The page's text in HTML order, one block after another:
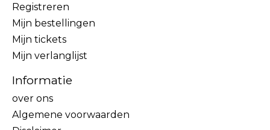
Registreren
Mijn bestellingen
Mijn tickets
Mijn verlanglijst
Informatie
over ons
Algemene voorwaarden